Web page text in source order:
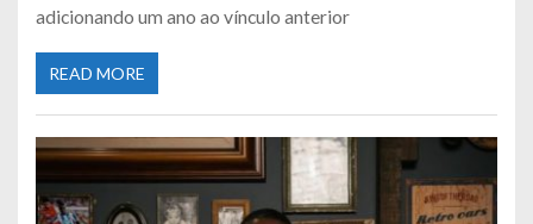
adicionando um ano ao vínculo anterior
READ MORE